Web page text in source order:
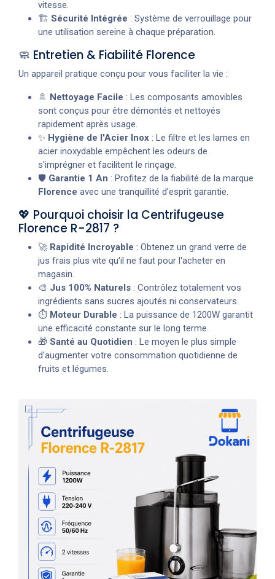
vitesse.
🏗️ Sécurité Intégrée : Système de verrouillage pour
une utilisation sereine à chaque préparation.
🧼 Entretien & Fiabilité Florence
Un appareil pratique conçu pour vous faciliter la vie :
🚿 Nettoyage Facile : Les composants amovibles
sont conçus pour être démontés et nettoyés
rapidement après usage.
✨ Hygiène de l'Acier Inox : Le filtre et les lames en
acier inoxydable empêchent les odeurs de
s'imprégner et facilitent le rinçage.
🛡️ Garantie 1 An : Profitez de la fiabilité de la marque
Florence avec une tranquillité d'esprit garantie.
💖 Pourquoi choisir la Centrifugeuse
Florence R-2817 ?
🚀 Rapidité Incroyable : Obtenez un grand verre de
jus frais plus vite qu'il ne faut pour l'acheter en
magasin.
🎨 Jus 100% Naturels : Contrôlez totalement vos
ingrédients sans sucres ajoutés ni conservateurs.
⏱️ Moteur Durable : La puissance de 1200W garantit
une efficacité constante sur le long terme.
🎁 Santé au Quotidien : Le moyen le plus simple
d'augmenter votre consommation quotidienne de
fruits et légumes.